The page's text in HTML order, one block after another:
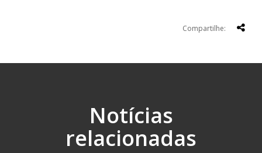
Compartilhe:
Notícias
relacionadas